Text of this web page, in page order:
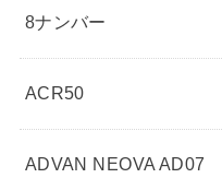
8ナンバー
ACR50
ADVAN NEOVA AD07